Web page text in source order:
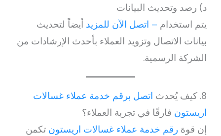
د) رصد وتحديث البيانات
يتم استخدام – اتصل الآن للمزيد أيضاً لتحديث
بيانات الاتصال وتزويد العملاء بأحدث الإرشادات من
الشركة الرسمية.
8. كيف يُحدث
اتصل برقم خدمة عملاء غسالات
اريستون فارقًا في تجربة العملاء؟
إن قوة رقم خدمة عملاء غسالات اريستون تكمن